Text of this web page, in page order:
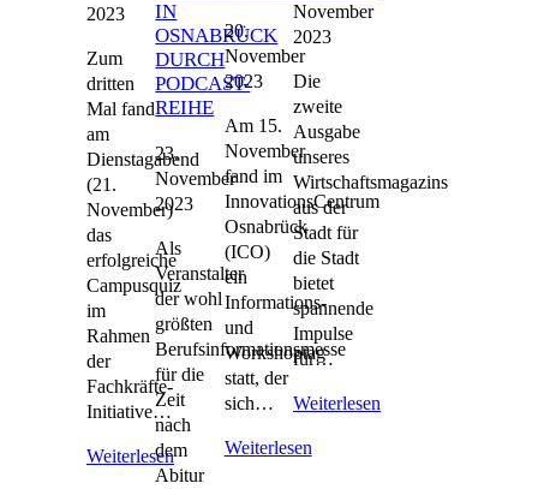
2023
Zum
dritten
Mal fand
am
Dienstagabend
(21.
November)
das
erfolgreiche
Campusquiz
im
Rahmen
der
Fachkräfte-
Initiative…
Weiterlesen
IN
OSNABRÜCK
DURCH
PODCAST-
REIHE
23.
November
2023
Als
Veranstalter
der wohl
größten
Berufsinformationsmesse
für die
Zeit
nach
dem
Abitur
20.
November
2023
Am 15.
November
fand im
InnovationsCentrum
Osnabrück
(ICO)
ein
Informations-
und
Workshoptag
statt, der
sich…
Weiterlesen
November
2023
Die
zweite
Ausgabe
unseres
Wirtschaftsmagazins
aus der
Stadt für
die Stadt
bietet
spannende
Impulse
für…
Weiterlesen